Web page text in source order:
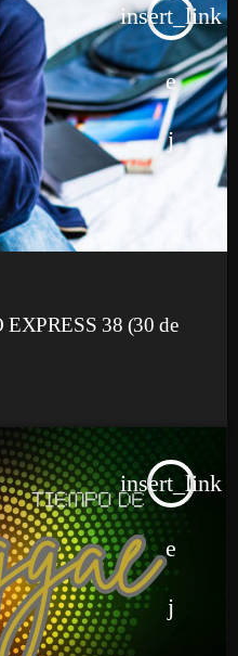
insert_link
38 (30 de
insert_link